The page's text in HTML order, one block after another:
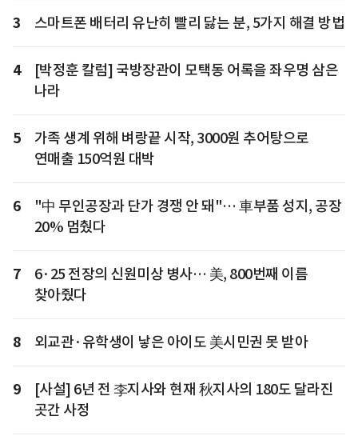
3 스마트폰 배터리 유난히 빨리 닳는 분, 5가지 해결 방법
4
[박정훈 칼럼] 국방장관이 모택동 어록을 좌우명 삼은
나라
5
가족 생계 위해 벼랑끝 시작, 3000원 추어탕으로
연매출 150억원 대박
6
"中 무인공장과 단가 경쟁 안 돼"… 車부품 성지, 공장
20% 멈췄다
7
6·25 전장의 신원미상 병사… 美, 800번째 이름
찾아줬다
8 외교관·유학생이 낳은 아이도 美시민권 못 받아
9
[사설] 6년 전 李지사와 현재 秋지사의 180도 달라진
곳간 사정